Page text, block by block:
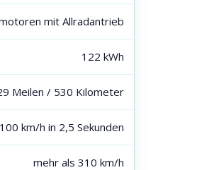
mit Allradantrieb
122 kWh
Meilen / 530 Kilometer
km/h in 2,5 Sekunden
mehr als 310 km/h